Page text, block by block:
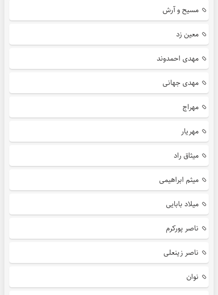
مسیح و آرش
معین زد
مهدی احمدوند
مهدی جهانی
مهراج
مهریار
میثاق راد
میثم ابراهیمی
میلاد بابایی
ناصر پورکرم
ناصر زینعلی
نوان